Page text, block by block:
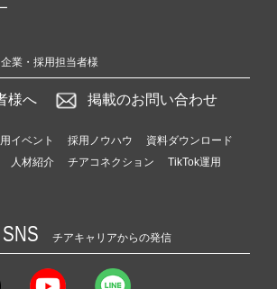
企業・採用担当者様
様へ 掲載のお問い合わせ
イベント 採用ノウハウ
資料ダウンロード
人材紹介 チアコネクション
TikTok運用
チアキャリアからの発信